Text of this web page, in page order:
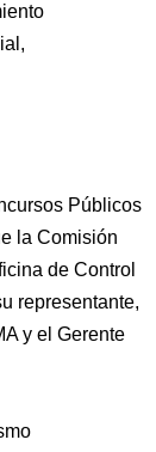
Públicos
la Comisión
de Control
representante,
y el Gerente